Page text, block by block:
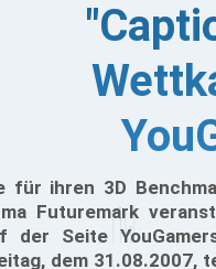
für ihren 3D
Futuremark
der Seite
dem 31.08.2007,